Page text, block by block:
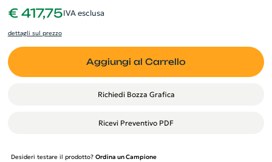
€ 417,75IVA esclusa
dettagli sul prezzo
Aggiungi al Carrello
Richiedi Bozza Grafica
Ricevi Preventivo PDF
Desideri testare il prodotto? Ordina un Campione